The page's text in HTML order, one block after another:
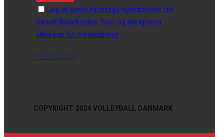
Jeg vil gerne modtage nyhedsbreve fra
Danish Beachvolley Tour og accepterer
vilkårene for nyhedsbreve
Privatlivspolitik
COPYRIGHT 2024 VOLLEYBALL DANMARK